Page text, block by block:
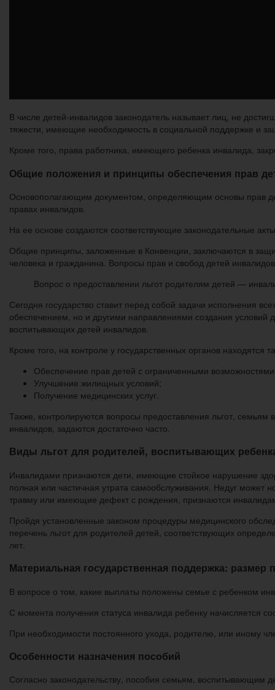
В числе детей-инвалидов законодатель называет лиц, не
тяжести, имеющие необходимость в социальной поддержке и
Кроме того, права работника, имеющего ребенка инвалида,
Общие положения и принципы обеспечения прав
Основополагающим документом, определяющим основы прав
правах инвалидов.
На ее основе создаются соответствующие законодательные
Общие принципы, заложенные в Конвенции, заключаются в
человека и гражданина. Вопросы прав и свобод детей
Вопрос о предоставлении льгот родителям детей —
Сегодня государство ставит перед собой задачи исполнения
обеспечением, но и другими направлениями создания
воспитывающих детей инвалидов.
Кроме того, на контроле у государственных органов находятся
Обеспечение прав детей с ограниченными
Улучшение жилищных условий;
Получение медицинских услуг.
Также, контролируются вопросы предоставления льгот,
инвалидов, задаются достаточно часто.
Виды льгот для родителей, воспитывающих
Инвалидами признаются дети, имеющие стойкое нарушение
полная или частичная утрата самообслуживания. Недуг может
травму или имеющие дефект с рождения, признаются
Пройдя установленные законом процедуры медицинского
перечень льгот для родителей детей, соответствующих
лет.
Материальная государственная поддержка: размер
В вопросе о том, какие выплаты положены семье с ребенком
С момента получения статуса инвалида ребенку начисляется
При необходимости постоянного ухода, родителю, или иному
Особенности назначения пособий
Согласно законодательству, пособия семьям, воспитывающим